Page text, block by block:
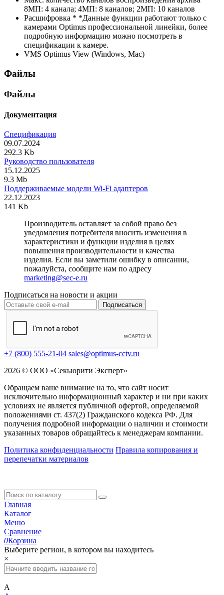
8МП: 4 канала; 4МП: 8 каналов; 2МП: 10 каналов
Расшифровка * *Данные функции работают только с
камерами Optimus профессиональной линейки, более
подробную информацию можно посмотреть в
спецификации к камере.
VMS Optimus View (Windows, Mac)
Файлы
Файлы
Документация
Спецификация
09.07.2024
292.3 Kb
Руководство пользователя
15.12.2025
9.3 Mb
Поддерживаемые модели Wi-Fi адаптеров
22.12.2023
141 Kb
Производитель оставляет за собой право без
уведомления потребителя вносить изменения в
характеристики и функции изделия в целях
повышения производительности и качества
изделия. Если вы заметили ошибку в описании,
пожалуйста, сообщите нам по адресу
marketing@sec-e.ru
Подписаться на новости и акции
Подписаться
+7 (800) 555-21-04 sales@optimus-cctv.ru
2026 © ООО «Секьюрити Эксперт»
Обращаем ваше внимание на то, что сайт носит
исключительно информационный характер и ни при каких
условиях не является публичной офертой, определяемой
положениями ст. 437(2) Гражданского кодекса РФ. Для
получения подробной информации о наличии и стоимости
указанных товаров обращайтесь к менеджерам компании.
Политика конфиденциальности Правила копирования и
перепечатки материалов
Главная
Каталог
Меню
Сравнение
0Корзина
Выберите регион, в котором вы находитесь
×
А